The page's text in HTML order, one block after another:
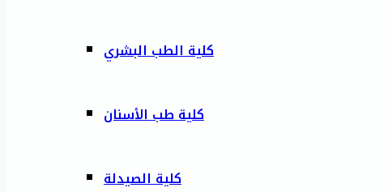
كلية الطب البشري
كلية طب الأسنان
كلية الصيدلة